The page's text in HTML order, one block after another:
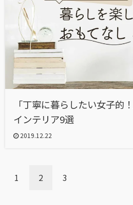
「丁寧に暮らしたい女子的
インテリア9選
2019.12.22
1 2 3